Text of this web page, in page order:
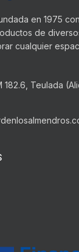
en 1975
de
cualquier
182.6, Teulada